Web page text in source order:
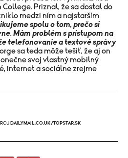
Priznal, že sa dostal do
medzi ním a najstarším
spolu o tom, prečo si
Mám problém s prístupom na
telefonovanie a textové správy
sa teda môže tešiť, že aj on
svoj vlastný mobilný
internet a sociálne zrejme
DAILYMAIL.CO.UK/TOPSTAR.SK